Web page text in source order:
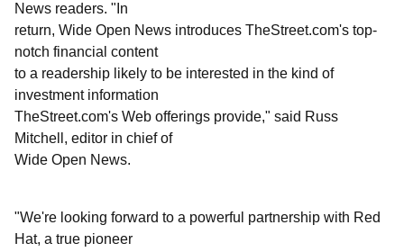
News readers. "In
return, Wide Open News introduces TheStreet.com's top-
notch financial content
to a readership likely to be interested in the kind of
investment information
TheStreet.com's Web offerings provide," said Russ
Mitchell, editor in chief of
Wide Open News.
"We're looking forward to a powerful partnership with Red
Hat, a true pioneer